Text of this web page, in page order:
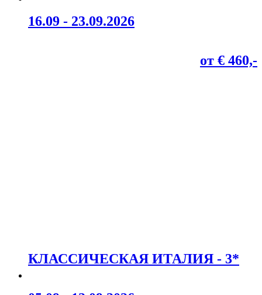
16.09 - 23.09.2026
от € 460,-
КЛАССИЧЕСКАЯ ИТАЛИЯ - 3*